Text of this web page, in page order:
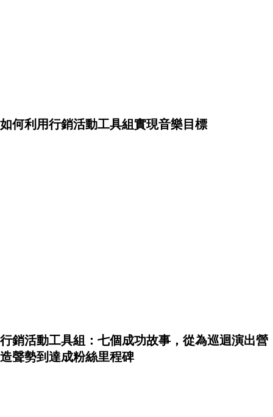
如何利用行銷活動工具組實現音樂目標
行銷活動工具組：七個成功故事，從為巡迴演出營
造聲勢到達成粉絲里程碑